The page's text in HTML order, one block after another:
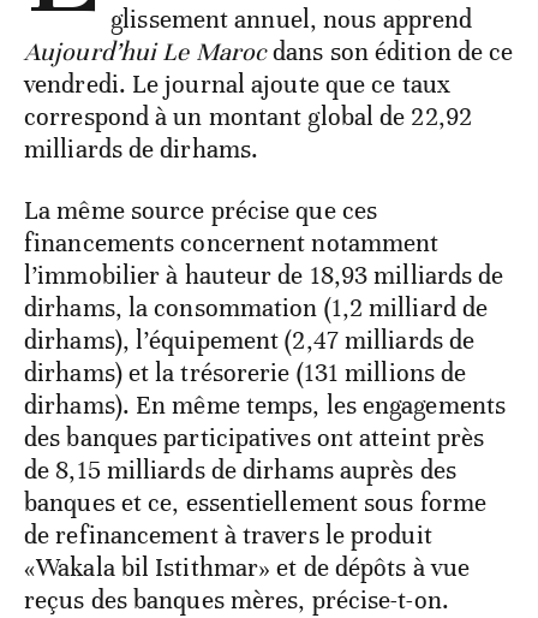
glissement annuel, nous apprend
Aujourd’hui Le Marocdans son édition de ce
vendredi. Le journal ajoute que ce taux
correspond à un montant global de 22,92
milliards de dirhams.
La même source précise que ces
financements concernent notamment
l’immobilier à hauteur de 18,93 milliards de
dirhams, la consommation (1,2 milliard de
dirhams), l’équipement (2,47 milliards de
dirhams) et la trésorerie (131 millions de
dirhams). En même temps, les engagements
des banques participatives ont atteint près
de 8,15 milliards de dirhams auprès des
banques et ce, essentiellement sous forme
de refinancement à travers le produit
«Wakala bil Istithmar» et de dépôts à vue
reçus des banques mères, précise-t-on.